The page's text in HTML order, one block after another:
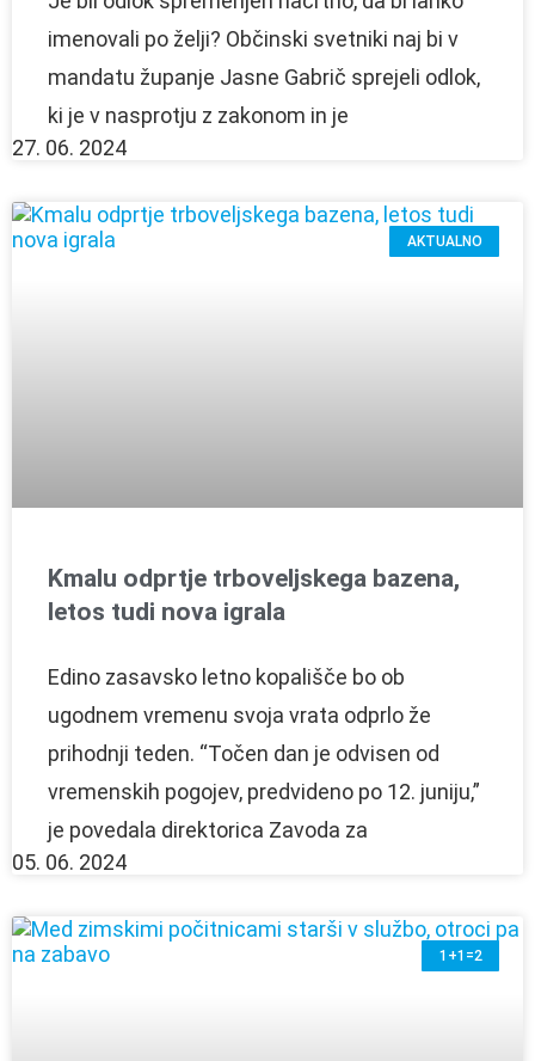
imenovali po želji? Občinski svetniki naj bi v
mandatu županje Jasne Gabrič sprejeli odlok,
ki je v nasprotju z zakonom in je
27. 06. 2024
AKTUALNO
Kmalu odprtje trboveljskega bazena,
letos tudi nova igrala
Edino zasavsko letno kopališče bo ob
ugodnem vremenu svoja vrata odprlo že
prihodnji teden. “Točen dan je odvisen od
vremenskih pogojev, predvideno po 12. juniju,”
je povedala direktorica Zavoda za
05. 06. 2024
1+1=2